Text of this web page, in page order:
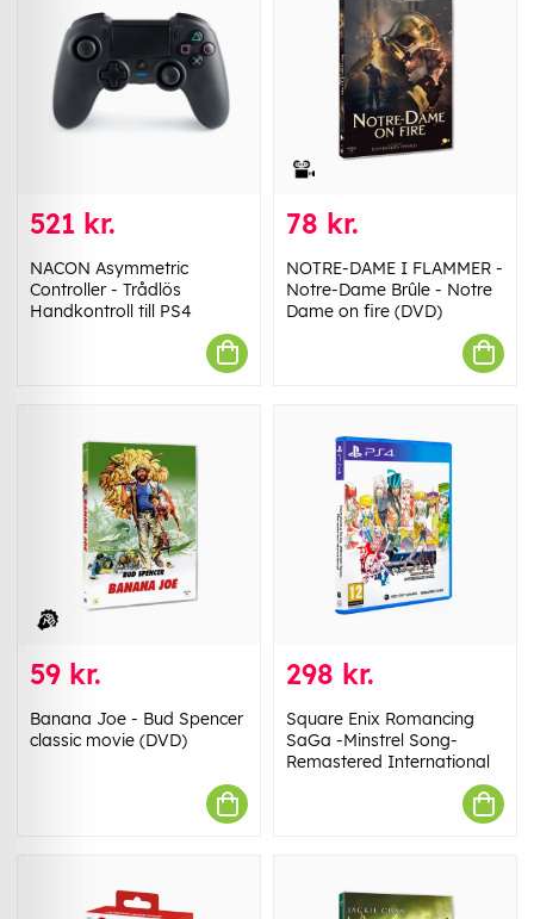
521 kr.
NACON Asymmetric
Controller - Trådlös
Handkontroll till PS4
78 kr.
NOTRE-DAME I FLAMMER -
Notre-Dame Brûle - Notre
Dame on fire (DVD)
59 kr.
Banana Joe - Bud Spencer
classic movie (DVD)
298 kr.
Square Enix Romancing
SaGa -Minstrel Song-
Remastered International